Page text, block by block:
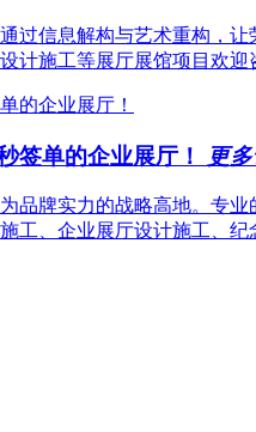
过信息解构与艺术重构，
计施工等展厅展馆项目欢迎
签单的企业展厅！ 更
品牌实力的战略高地。专
工、企业展厅设计施工、纪